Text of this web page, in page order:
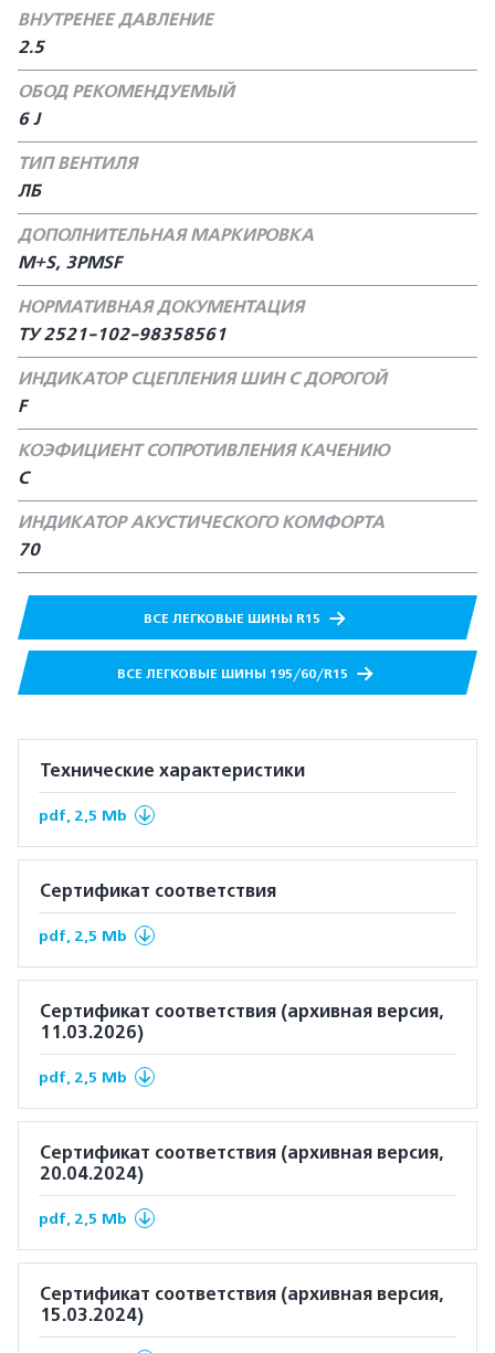
ВНУТРЕНЕЕ ДАВЛЕНИЕ
2.5
ОБОД РЕКОМЕНДУЕМЫЙ
6 J
ТИП ВЕНТИЛЯ
ЛБ
ДОПОЛНИТЕЛЬНАЯ МАРКИРОВКА
M+S, 3PMSF
НОРМАТИВНАЯ ДОКУМЕНТАЦИЯ
ТУ 2521-102-98358561
ИНДИКАТОР СЦЕПЛЕНИЯ ШИН С ДОРОГОЙ
F
КОЭФИЦИЕНТ СОПРОТИВЛЕНИЯ КАЧЕНИЮ
C
ИНДИКАТОР АКУСТИЧЕСКОГО КОМФОРТА
70
ВСЕ ЛЕГКОВЫЕ ШИНЫ R15
ВСЕ ЛЕГКОВЫЕ ШИНЫ 195/60/R15
Технические характеристики
pdf, 2,5 Mb
Сертификат соответствия
pdf, 2,5 Mb
Сертификат соответствия (архивная версия,
11.03.2026)
pdf, 2,5 Mb
Сертификат соответствия (архивная версия,
20.04.2024)
pdf, 2,5 Mb
Сертификат соответствия (архивная версия,
15.03.2024)